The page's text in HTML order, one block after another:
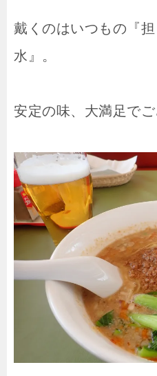
戴くのはいつもの『
水』。
安定の味、大満足でご